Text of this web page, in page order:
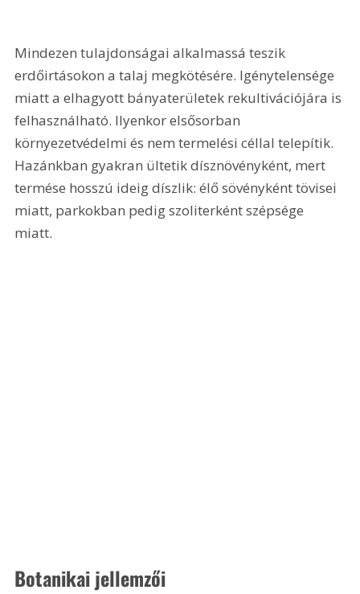
Mindezen tulajdonságai alkalmassá teszik
erdőirtásokon a talaj megkötésére. Igénytelensége
miatt a elhagyott bányaterületek rekultivációjára is
felhasználható. Ilyenkor elsősorban
környezetvédelmi és nem termelési céllal telepítik.
Hazánkban gyakran ültetik dísznövényként, mert
termése hosszú ideig díszlik: élő sövényként tövisei
miatt, parkokban pedig szoliterként szépsége
miatt.
Botanikai jellemzői